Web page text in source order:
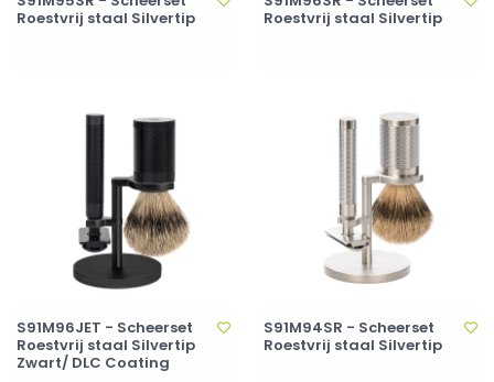
Roestvrij staal Silvertip
Roestvrij staal Silvertip
S91M96JET - Scheerset
Roestvrij staal Silvertip
Zwart/ DLC Coating
S91M94SR - Scheerset
Roestvrij staal Silvertip